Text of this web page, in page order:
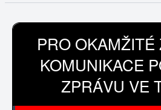
PRO
KOMUNIKACE
ZPRÁVU VE